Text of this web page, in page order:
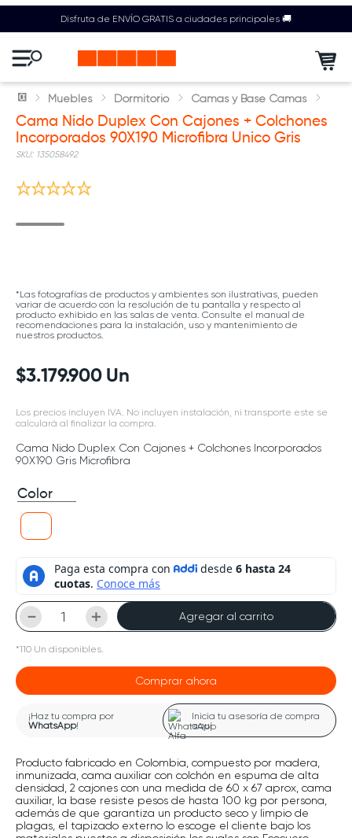
Disfruta de ENVÍO GRATIS a ciudades principales 🚚
Muebles Dormitorio Camas y Base Camas
Cama Nido Duplex Con Cajones + Colchones
Incorporados 90X190 Microfibra Unico Gris
: 135058492
*Las fotografías de productos y ambientes son ilustrativas, pueden
variar de acuerdo con la resolución de tu pantalla y respecto al
producto exhibido en las salas de venta. Consulte el manual de
recomendaciones para la instalación, uso y mantenimiento de
nuestros productos.
$3.179.900 Un
Los precios incluyen IVA. No incluyen instalación, ni transporte este se
calculará al finalizar la compra.
Cama Nido Duplex Con Cajones + Colchones Incorporados
90X190 Gris Microfibra
Color
＋
－ Agregar al carrito
*110 Un disponibles.
Comprar ahora
¡Haz tu compra por
WhatsApp!
Inicia tu asesoría de compra
aquí
Producto fabricado en Colombia, compuesto por madera,
inmunizada, cama auxiliar con colchón en espuma de alta
densidad, 2 cajones con una medida de 60 x 67 aprox, cama
auxiliar, la base resiste pesos de hasta 100 kg por persona,
además de que garantiza un producto seco y limpio de
plagas, el tapizado externo lo escoge el cliente bajo los